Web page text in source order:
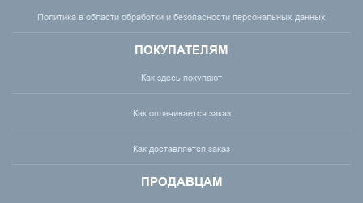
Политика в области обработки и безопасности персональных данных
ПОКУПАТЕЛЯМ
Как здесь покупают
Как оплачивается заказ
Как доставляется заказ
ПРОДАВЦАМ